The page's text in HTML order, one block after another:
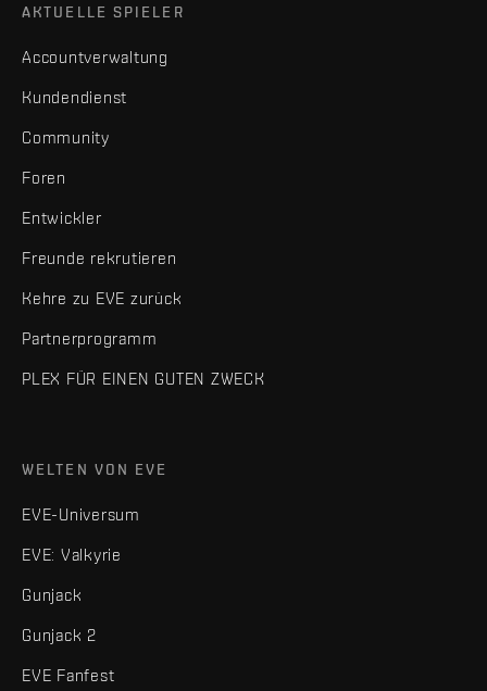
AKTUELLE SPIELER
Accountverwaltung
Kundendienst
Community
Foren
Entwickler
Freunde rekrutieren
Kehre zu EVE zurück
Partnerprogramm
PLEX FÜR EINEN GUTEN ZWECK
WELTEN VON EVE
EVE-Universum
EVE: Valkyrie
Gunjack
Gunjack 2
EVE Fanfest